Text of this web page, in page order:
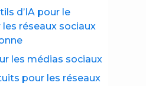
d’IA pour le
réseaux sociaux
les médias sociaux
pour les réseaux